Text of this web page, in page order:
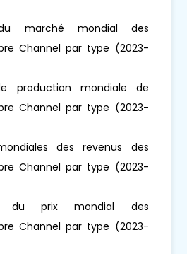
marché mondial des
Channel par type (2023-
production mondiale de
Channel par type (2023-
des revenus des
Channel par type (2023-
du prix mondial des
Channel par type (2023-